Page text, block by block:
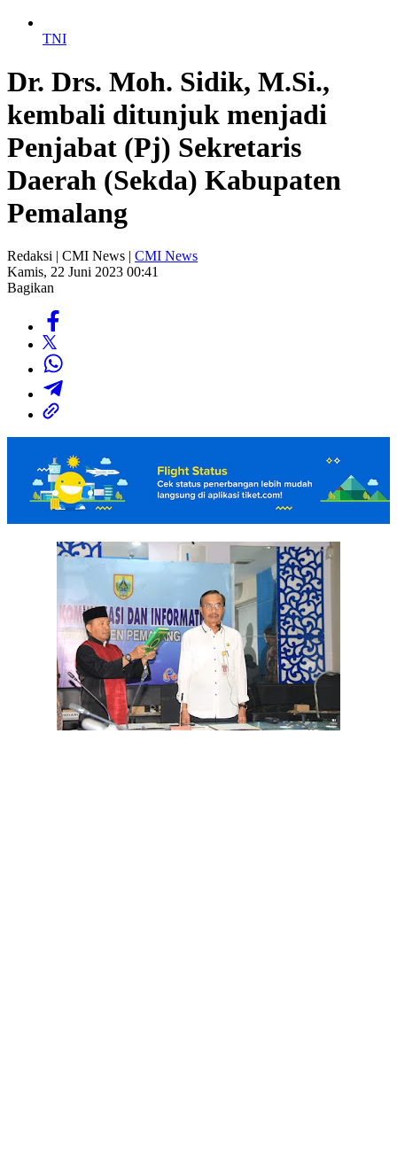
TNI
Dr. Drs. Moh. Sidik, M.Si.,
kembali ditunjuk menjadi
Penjabat (Pj) Sekretaris
Daerah (Sekda) Kabupaten
Pemalang
Redaksi | CMI News | CMI News
Kamis, 22 Juni 2023 00:41
Bagikan